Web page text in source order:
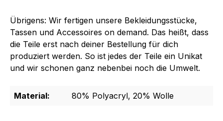
Übrigens: Wir fertigen unsere Bekleidungsstücke,
Tassen und Accessoires on demand. Das heißt, dass
die Teile erst nach deiner Bestellung für dich
produziert werden. So ist jedes der Teile ein Unikat
und wir schonen ganz nebenbei noch die Umwelt.
Material: 80% Polyacryl, 20% Wolle